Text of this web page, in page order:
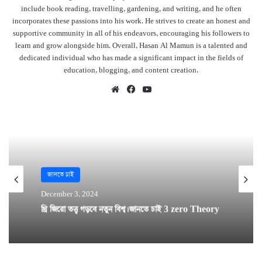
include book reading, travelling, gardening, and writing, and he often
incorporates these passions into his work. He strives to create an honest and
supportive community in all of his endeavors, encouraging his followers to
learn and grow alongside him. Overall, Hasan Al Mamun is a talented and
dedicated individual who has made a significant impact in the fields of
education, blogging, and content creation.
WebsiteFacebook
জানতে চাই
December 3, 2024
থ্রি জিরো তত্ত্ব গড়বে নতুন বিশ্ব। জানতে চাই 3 zero Theory